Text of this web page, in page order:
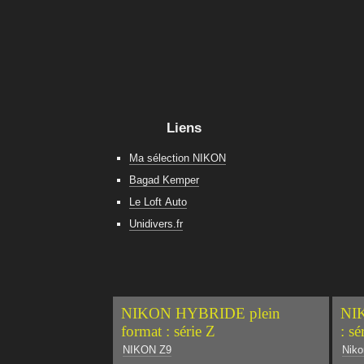
Liens
Ma sélection NIKON
Bagad Kemper
Le Loft Auto
Unidivers.fr
NIKON HYBRIDE plein
format : série Z
NIKON Z9
: